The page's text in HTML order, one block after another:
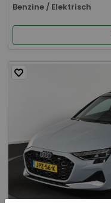
Benzine / Elektrisch